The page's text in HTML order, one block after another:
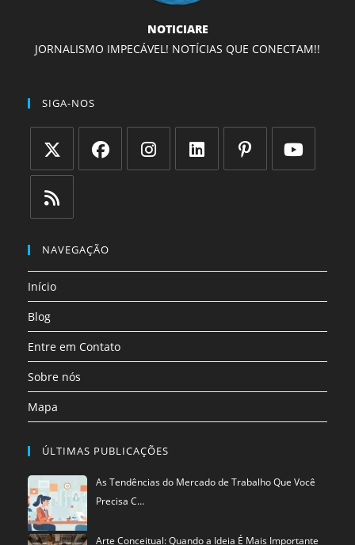
NOTICIARE
JORNALISMO IMPECÁVEL! NOTÍCIAS QUE CONECTAM!!
SIGA-NOS
Abre
em
uma
aba
aba
em
uma
nova
NAVEGAÇÃO
Início
Blog
Entre em Contato
Sobre nós
Mapa
ÚLTIMAS PUBLICAÇÕES
As Tendências do Mercado de Trabalho Que Você
Precisa C…
Arte Conceitual: Quando a Ideia É Mais Importante